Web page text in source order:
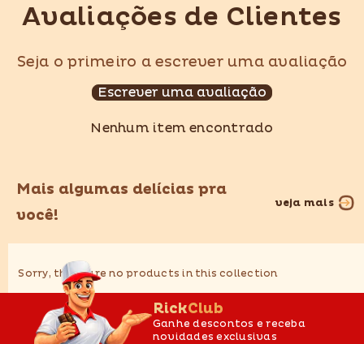
Avaliações de Clientes
Seja o primeiro a escrever uma avaliação
Escrever uma avaliação
Nenhum item encontrado
Mais algumas delícias pra
você!
veja mais
Sorry, there are no products in this collection
RickClub
Ganhe descontos e receba
novidades exclusivas